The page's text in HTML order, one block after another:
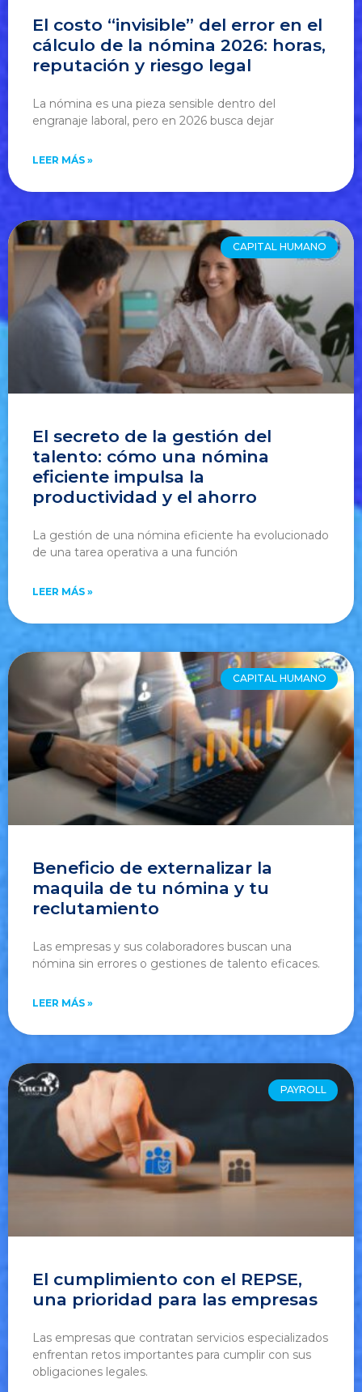
El costo “invisible” del error en el
cálculo de la nómina 2026: horas,
reputación y riesgo legal
La nómina es una pieza sensible dentro del
engranaje laboral, pero en 2026 busca dejar
LEER MÁS »
CAPITAL HUMANO
El secreto de la gestión del
talento: cómo una nómina
eficiente impulsa la
productividad y el ahorro
La gestión de una nómina eficiente ha evolucionado
de una tarea operativa a una función
LEER MÁS »
CAPITAL HUMANO
Beneficio de externalizar la
maquila de tu nómina y tu
reclutamiento
Las empresas y sus colaboradores buscan una
nómina sin errores o gestiones de talento eficaces.
LEER MÁS »
PAYROLL
El cumplimiento con el REPSE,
una prioridad para las empresas
Las empresas que contratan servicios especializados
enfrentan retos importantes para cumplir con sus
obligaciones legales.